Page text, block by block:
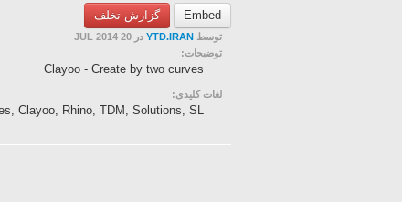
Embed گزارش تخلف
توسط YTD.IRAN در 20 JUL 2014
توضیحات:
Clayoo - Create by two curves
لغات کلیدی:
Clayoo, Rhino, TDM, Solutions, SL